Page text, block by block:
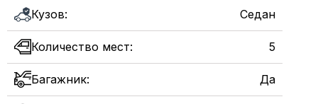
Кузов: Седан
Количество мест: 5
Багажник: Да